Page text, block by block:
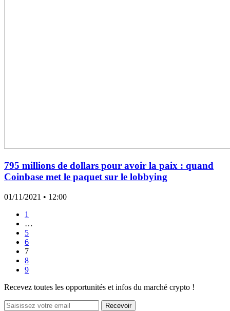
795 millions de dollars pour avoir la paix : quand
Coinbase met le paquet sur le lobbying
01/11/2021 • 12:00
1
…
5
6
7
8
9
Recevez toutes les opportunités et infos du marché crypto !
Recevoir